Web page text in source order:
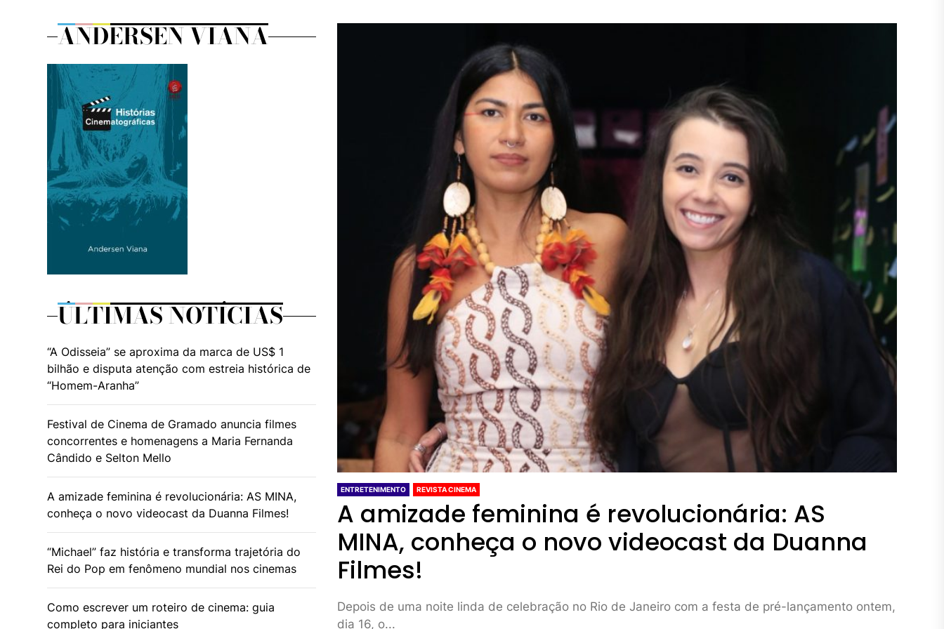
ENTRETENIMENTO REVISTA CINEMA
A amizade feminina é revolucionária: AS
MINA, conheça o novo videocast da Duanna
Filmes!
Depois de uma noite linda de celebração no Rio de Janeiro com a festa de pré-lançamento ontem,
dia 16, o...
ANDERSEN VIANA
ÚLTIMAS NOTÍCIAS
“A Odisseia” se aproxima da marca de US$ 1
bilhão e disputa atenção com estreia histórica de
“Homem-Aranha”
Festival de Cinema de Gramado anuncia filmes
concorrentes e homenagens a Maria Fernanda
Cândido e Selton Mello
A amizade feminina é revolucionária: AS MINA,
conheça o novo videocast da Duanna Filmes!
“Michael” faz história e transforma trajetória do
Rei do Pop em fenômeno mundial nos cinemas
Como escrever um roteiro de cinema: guia
completo para iniciantes